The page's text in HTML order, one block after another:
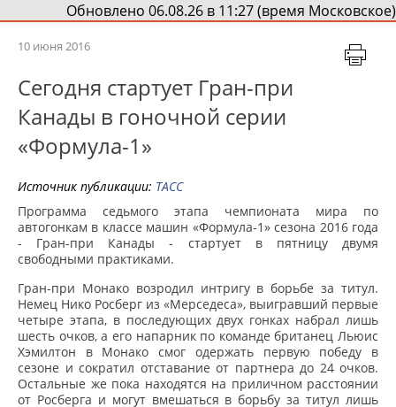
Обновлено 06.08.26 в 11:27 (время Московское)
10 июня 2016
Сегодня стартует Гран-при
Канады в гоночной серии
«Формула-1»
Источник публикации: ТАСС
Программа седьмого этапа чемпионата мира по
автогонкам в классе машин «Формула-1» сезона 2016 года
- Гран-при Канады - стартует в пятницу двумя
свободными практиками.
Гран-при Монако возродил интригу в борьбе за титул.
Немец Нико Росберг из «Мерседеса», выигравший первые
четыре этапа, в последующих двух гонках набрал лишь
шесть очков, а его напарник по команде британец Льюис
Хэмилтон в Монако смог одержать первую победу в
сезоне и сократил отставание от партнера до 24 очков.
Остальные же пока находятся на приличном расстоянии
от Росберга и могут вмешаться в борьбу за титул лишь